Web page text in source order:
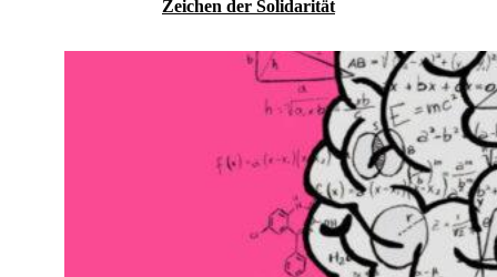
Zeichen der Solidarität